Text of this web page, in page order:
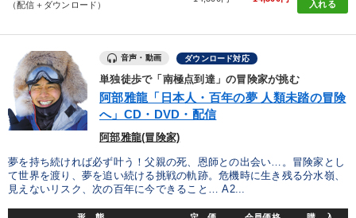
（配信＋ダウンロード）
入れる
音声・動画 ダウンロード対応
単独徒歩で「南極点到達」の冒険家が挑む
阿部雅龍「日本人・百年の夢 人類未踏の冒険
へ」CD・DVD・配信
阿部雅龍(冒険家)
夢を持ち続ければ必ず叶う！父親の死、恩師との出会い…。冒険家とし
て世界を渡り、夢を追い続ける挑戦の軌跡。危機時に生き残る分水嶺、
見えないリスク、次の百年に今できること… A2...